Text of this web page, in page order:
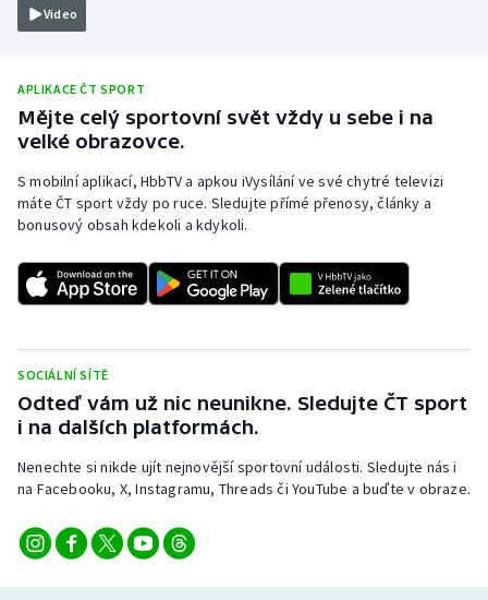
Plavání
Ragby
Rychlobruslení
Rychlostní kanoistika
Short track
Stolní tenis
Triatlon
Veslování
Vodní slalom
Volejbal
Video
APLIKACE ČT SPORT
Mějte celý sportovní svět vždy u sebe i na
velké obrazovce.
S mobilní aplikací, HbbTV a apkou iVysílání ve své chytré televizi
máte ČT sport vždy po ruce. Sledujte přímé přenosy, články a
bonusový obsah kdekoli a kdykoli.
SOCIÁLNÍ SÍTĚ
Odteď vám už nic neunikne. Sledujte ČT sport
i na dalších platformách.
Nenechte si nikde ujít nejnovější sportovní události. Sledujte nás i
na Facebooku, X, Instagramu, Threads či YouTube a buďte v obraze.